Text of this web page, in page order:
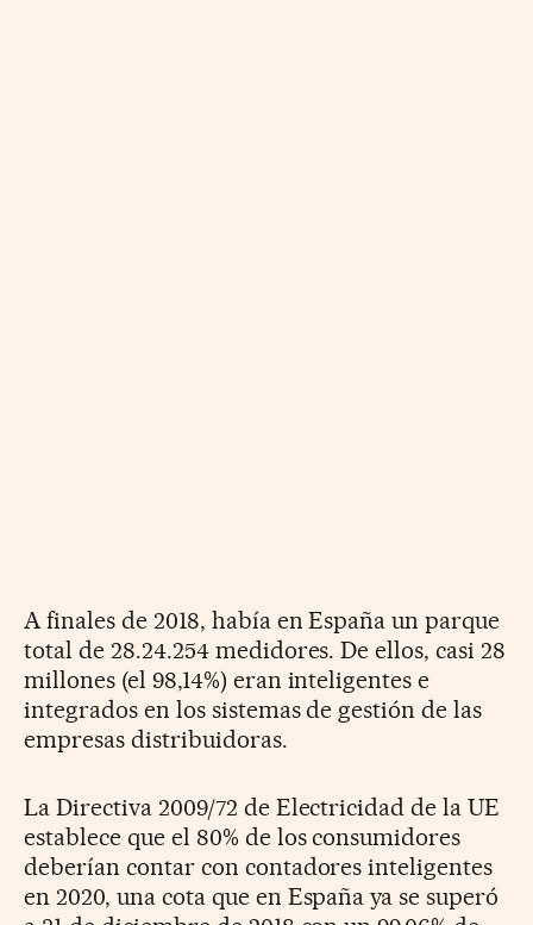
A finales de 2018, había en España un parque
total de 28.24.254 medidores. De ellos, casi 28
millones (el 98,14%) eran inteligentes e
integrados en los sistemas de gestión de las
empresas distribuidoras.
La Directiva 2009/72 de Electricidad de la UE
establece que el 80% de los consumidores
deberían contar con contadores inteligentes
en 2020, una cota que en España ya se superó